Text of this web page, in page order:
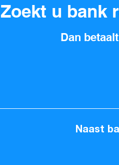
Zoekt u bank
Dan
Naast